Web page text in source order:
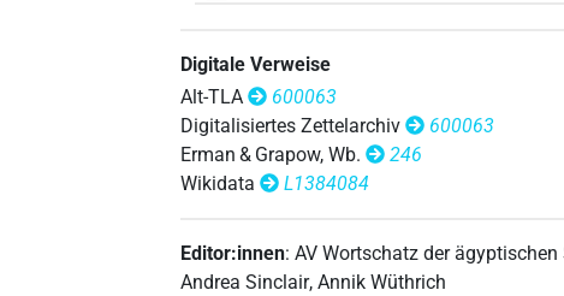
Digitale Verweise
Alt-TLA
600063
Digitalisiertes Zettelarchiv
600063
Erman & Grapow, Wb.
246
Wikidata
L1384084
Editor:innen:AV Wortschatz der ägyptischen
Andrea Sinclair,Annik Wüthrich